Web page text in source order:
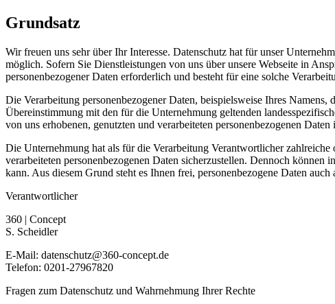
Grundsatz
Wir freuen uns sehr über Ihr Interesse. Datenschutz hat für unser
möglich. Sofern Sie Dienstleistungen von uns über unsere Webseite in
personenbezogener Daten erforderlich und besteht für eine solche
Die Verarbeitung personenbezogener Daten, beispielsweise Ihres
Übereinstimmung mit den für die Unternehmung geltenden
von uns erhobenen, genutzten und verarbeiteten personenbezogenen
Die Unternehmung hat als für die Verarbeitung Verantwortlicher zahlreiche
verarbeiteten personenbezogenen Daten sicherzustellen. Dennoch können
kann. Aus diesem Grund steht es Ihnen frei, personenbezogene Daten
Verantwortlicher
360 | Concept
S. Scheidler
E-Mail: datenschutz@360-concept.de
Telefon: 0201-27967820
Fragen zum Datenschutz und Wahrnehmung Ihrer Rechte